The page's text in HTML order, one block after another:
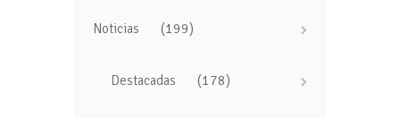
Noticias (199)
Destacadas (178)